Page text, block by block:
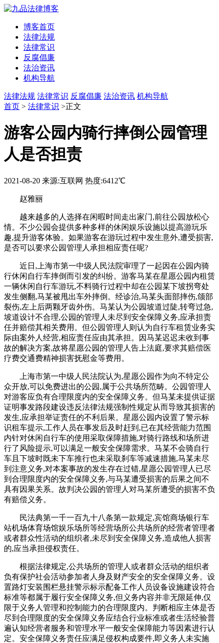
博客首页
法律法规
法律常识
反腐倡廉
法治资讯
机构导航
法律法规 法律常识 反腐倡廉 法治资讯 机构导航
首页 > 法律常识 >正文
游客公园内骑行摔倒公园管理
人是否担责
2021-08-20 来源:互联网 热度:6412℃
赵雅丽
越来越多的人选择在闲暇时间走出家门,前往公园放松心
情。不少公园会提供多种多样的休闲娱乐设施以提高游玩乐
趣,提升游客体验。如果游客在游玩过程中发生意外,遭受损害,
是否可以要求公园管理人承担相应责任呢?
近日,上海市第一中级人民法院审理了一起因在公园内骑
行休闲自行车摔倒而引发的纠纷。游客马某在星愿公园内租赁
一辆休闲自行车游玩,不料骑行过程中却在公园某下坡拐弯处
发生侧翻,马某被甩出车外摔倒。经诊治,马某头面部摔伤,颌部
裂伤,左上后两颗牙齿外伤。马某认为公园坡道过陡,转弯过急,
坡道设计不合理,公园的管理人未尽到安全保障义务,应承担责
任并赔偿其相关费用。但公园管理人则认为自行车租赁业务实
际由案外人经营,相应责任应由其承担。因马某迟迟未收到事
故的解决方案,故将星愿公园的管理人告上法庭,要求其赔偿医
疗费交通费精神损害抚慰金等费用。
上海市第一中级人民法院认为,星愿公园作为向不特定公
众开放,可以免费进出的公园,属于公共场所范畴。公园管理人
对游客应负有合理限度内的安全保障义务。但马某未提供证据
证明事发路段建设违反法律法规强制性规定从而导致其损害的
发生,应承担举证责任的不利后果。星愿公园内设置了警示标
识租车提示,工作人员在事发后及时赶到,已在其经营能力范围
内针对休闲自行车的使用采取保障措施,对骑行路线和场所进
行了风险提示,可以满足一般安全保障需求。马某不会骑自行
车且下坡时既未下车推行也未采取刹车等减速措施,马某未尽
到注意义务,对本案事故的发生存在过错,星愿公园管理人已尽
到合理限度内的安全保障义务,与马某遭受损害的后果之间不
具有因果关系。故判决公园的管理人对马某所遭受的损害不负
有赔偿义务。
民法典第一千一百九十八条第一款规定,宾馆商场银行车
站机场体育场馆娱乐场所等经营场所公共场所的经营者管理者
或者群众性活动的组织者,未尽到安全保障义务,造成他人损害
的,应当承担侵权责任。
根据法律规定,公共场所的管理人或者群众活动的组织者
负有保护社会活动参加者人身及财产安全的安全保障义务。设
置路灯安装围栏悬挂警示标示配备工作人员设备设施建设符合
标准等都属于履行安全保障义务,但义务内容并非无限延伸,仅
限于义务人管理和控制能力的合理限度内。判断相应主体是否
尽到合理限度的安全保障义务应结合行业标准或者生活经验普
遍认知经营者服务和管理水平一般安全保障能力等因素进行认
定。安全保障义务责任应满足侵权构成要件,即义务人未实施